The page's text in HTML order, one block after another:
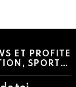
ET PROFITE
SPORT…